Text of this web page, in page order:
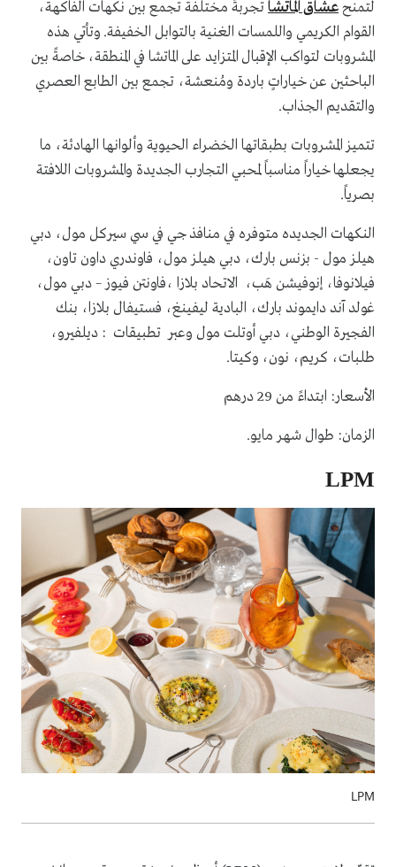
لتمنحعشاق الماتشاتجربةً مختلفة تجمع بين نكهات الفاكهة،
القوام الكريمي واللمسات الغنية بالتوابل الخفيفة. وتأتي هذه
المشروبات لتواكب الإقبال المتزايد على الماتشا في المنطقة، خاصةً بين
الباحثين عن خياراتٍ باردة ومُنعشة، تجمع بين الطابع العصري
والتقديم الجذاب.
تتميز المشروبات بطبقاتها الخضراء الحيوية وألوانها الهادئة، ما
يجعلها خياراً مناسباً لمحبي التجارب الجديدة والمشروبات اللافتة
بصرياً.
النكهات الجديده متوفره في منافذ جي في سي سيركل مول، دبي
هيلز مول - بزنس بارك، دبي هيلز مول، فاوندري داون تاون،
فيلانوفا، إنوفيشن هَب، الاتحاد بلازا ،فاونتن فيوز – دبي مول،
غولد آند دايموند بارك، البادية ليفينغ، فستيفال بلازا، بنك
الفجيرة الوطني، دبي أوتلت مول وعبر تطبيقات : ديلفيرو،
طلبات، كريم، نون، وكيتا.
الأسعار: ابتداءً من 29 درهم
الزمان: طوال شهر مايو.
LPM
LPM